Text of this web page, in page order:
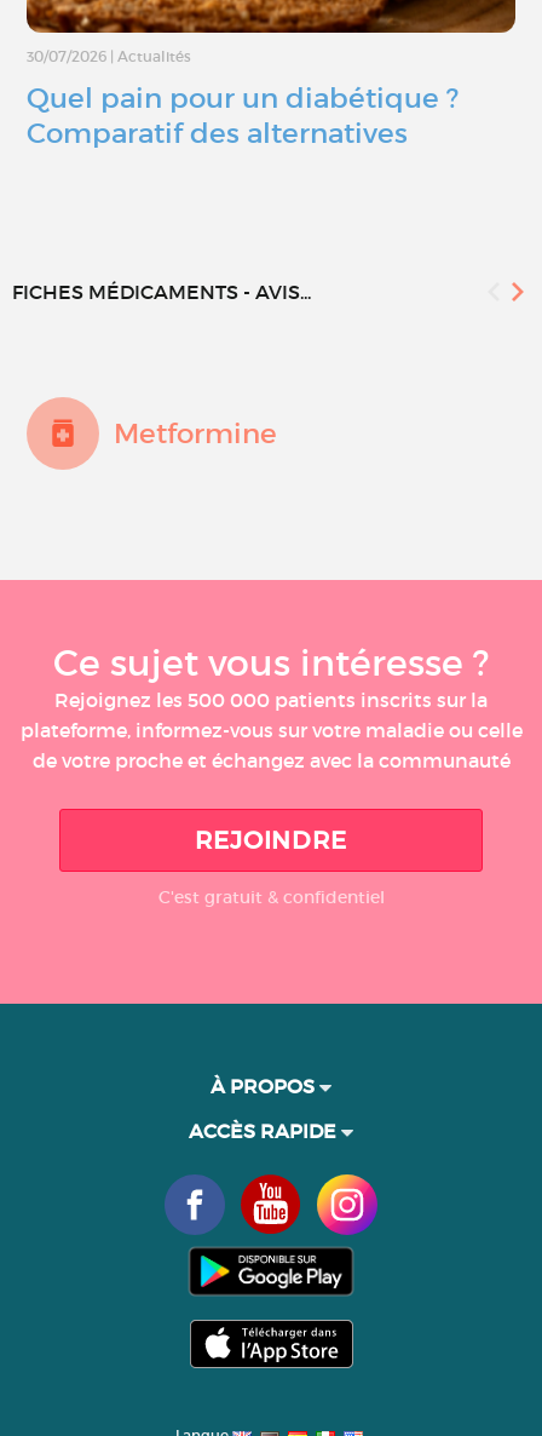
30/07/2026 Actualités
Quel pain pour un diabétique ?
Comparatif des alternatives
FICHES MÉDICAMENTS - AVIS...
Metformine
Ce sujet vous intéresse ?
Rejoignez les 500 000 patients inscrits sur la
plateforme, informez-vous sur votre maladie ou celle
de votre proche et échangez avec la communauté
REJOINDRE
C'est gratuit & confidentiel
À PROPOS
ACCÈS RAPIDE